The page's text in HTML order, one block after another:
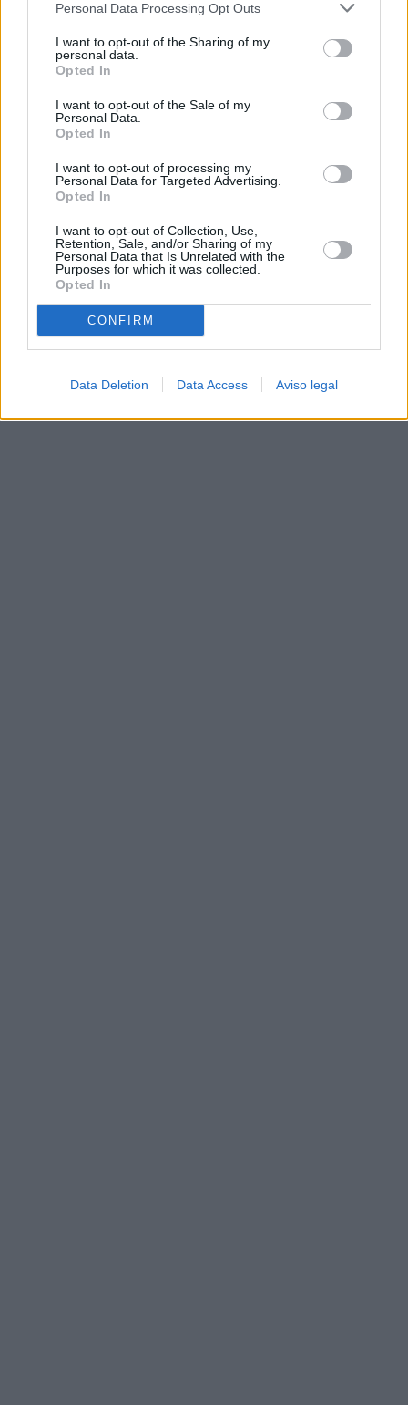
negar su consentimiento. Tenga en cuenta que algún
de su consentimiento, pero usted tiene el derecho de
rechazar tal procesamiento. Sus preferencias se aplicarán
cualquier momento entrando de nuevo en este sitio web o
visitando nuestra política de privacidad.
Personal Data Processing Opt Outs
I want to opt-out of the Sharing of my
personal data.
Opted In
I want to opt-out of the Sale of my
Personal Data.
Opted In
I want to opt-out of processing my
Personal Data for Targeted Advertising.
Opted In
I want to opt-out of Collection, Use,
Retention, Sale, and/or Sharing of my
Personal Data that Is Unrelated with the
Purposes for which it was collected.
Opted In
CONFIRM
Data Deletion Data Access Aviso legal